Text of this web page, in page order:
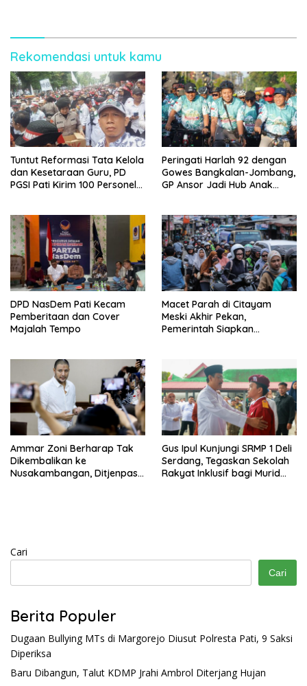
Rekomendasi untuk kamu
Tuntut Reformasi Tata Kelola
dan Kesetaraan Guru, PD
PGSI Pati Kirim 100 Personel
Peringati Harlah 92 dengan
Gowes Bangkalan-Jombang,
GP Ansor Jadi Hub Anak
DPD NasDem Pati Kecam
Pemberitaan dan Cover
Majalah Tempo
Macet Parah di Citayam
Meski Akhir Pekan,
Pemerintah Siapkan
Ammar Zoni Berharap Tak
Dikembalikan ke
Nusakambangan, Ditjenpas
Gus Ipul Kunjungi SRMP 1 Deli
Serdang, Tegaskan Sekolah
Rakyat Inklusif bagi Murid
Cari
Cari
Berita Populer
Dugaan Bullying MTs di Margorejo Diusut Polresta Pati, 9 Saksi
Diperiksa
Baru Dibangun, Talut KDMP Jrahi Ambrol Diterjang Hujan